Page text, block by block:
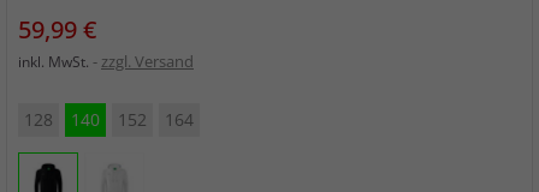
Preis
59,99 €
inkl. MwSt. zzgl. Versand
128 140 152 164